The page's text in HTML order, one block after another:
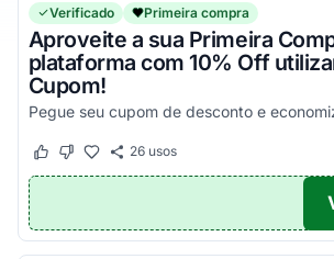
negócios, saúde, marketing, comércio,
Verificado Primeira compra
Aproveite a sua Primeira
plataforma com 10% Off
Cupom!
Este cupom funcionou
Este cupom não funcionou
26usos